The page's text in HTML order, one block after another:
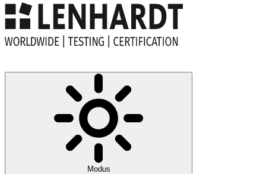
Modus